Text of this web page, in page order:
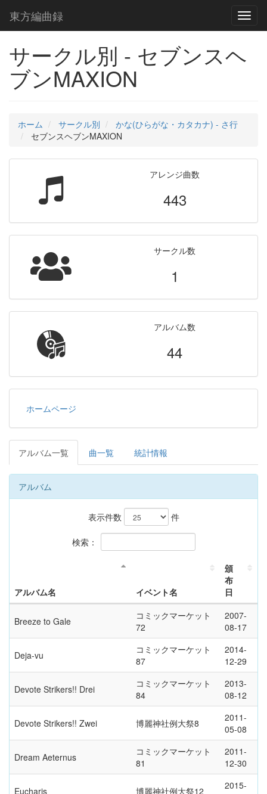
東方編曲録
サークル別 - セブンスヘ
ブンMAXION
ホーム サークル別
かな(ひらがな・カタカナ) - さ行
セブンスヘブンMAXION
アレンジ曲数
443
サークル数
1
アルバム数
44
ホームページ
アルバム一覧 曲一覧 統計情報
アルバム
表示件数 件
検索：
アルバム名 イベント名
頒
布
日
Breeze to Gale
コミックマーケット
72
2007-
08-17
Deja-vu
コミックマーケット
87
2014-
12-29
Devote Strikers!! Drei
コミックマーケット
84
2013-
08-12
Devote Strikers!! Zwei 博麗神社例大祭8
2011-
05-08
Dream Aeternus
コミックマーケット
81
2011-
12-30
Eucharis 博麗神社例大祭12
2015-